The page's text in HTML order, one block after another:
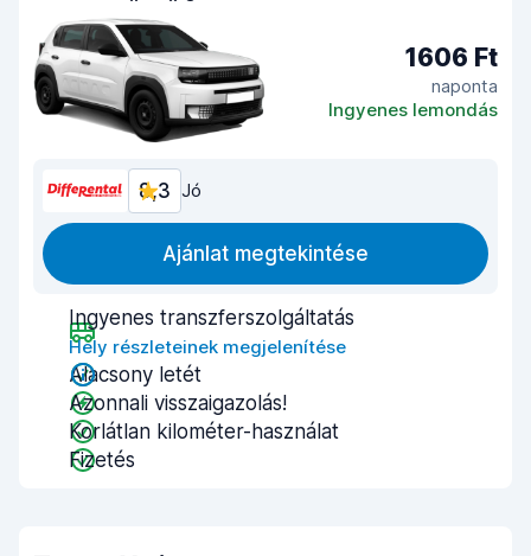
1606 Ft
naponta
Ingyenes lemondás
8,3 Jó
Ajánlat megtekintése
Ingyenes transzferszolgáltatás
Hely részleteinek megjelenítése
Alacsony letét
Azonnali visszaigazolás!
Korlátlan kilométer-használat
Fizetés